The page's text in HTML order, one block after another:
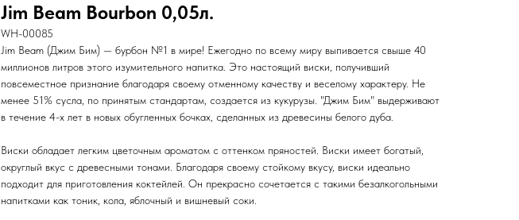
Jim Beam Bourbon 0,05л.
WH-00085
Jim Beam (Джим Бим) — бурбон №1 в мире! Ежегодно по всему миру выпивается свыше 40
миллионов литров этого изумительного напитка. Это настоящий виски, получивший
повсеместное признание благодаря своему отменному качеству и веселому характеру. Не
менее 51% сусла, по принятым стандартам, создается из кукурузы. "Джим Бим" выдерживают
в течение 4-х лет в новых обугленных бочках, сделанных из древесины белого дуба.
Виски обладает легким цветочным ароматом с оттенком пряностей. Виски имеет богатый,
округлый вкус с древесными тонами. Благодаря своему стойкому вкусу, виски идеально
подходит для приготовления коктейлей. Он прекрасно сочетается с такими безалкогольными
напитками как тоник, кола, яблочный и вишневый соки.